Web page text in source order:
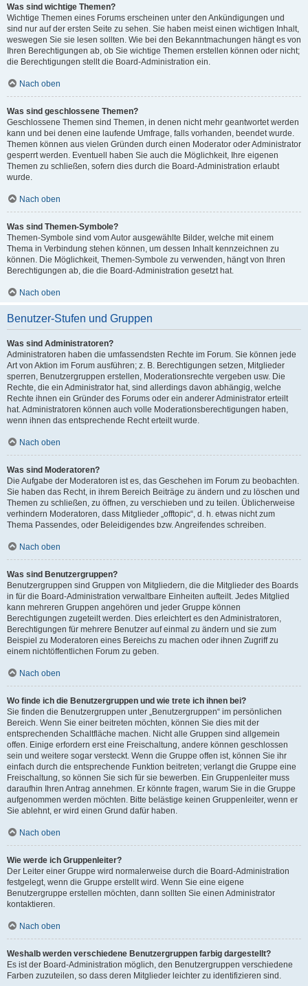
Was sind wichtige Themen?
Wichtige Themen eines Forums erscheinen unter den Ankündigungen und
sind nur auf der ersten Seite zu sehen. Sie haben meist einen wichtigen Inhalt,
weswegen Sie sie lesen sollten. Wie bei den Bekanntmachungen hängt es von
Ihren Berechtigungen ab, ob Sie wichtige Themen erstellen können oder nicht;
die Berechtigungen stellt die Board-Administration ein.
Nach oben
Was sind geschlossene Themen?
Geschlossene Themen sind Themen, in denen nicht mehr geantwortet werden
kann und bei denen eine laufende Umfrage, falls vorhanden, beendet wurde.
Themen können aus vielen Gründen durch einen Moderator oder Administrator
gesperrt werden. Eventuell haben Sie auch die Möglichkeit, Ihre eigenen
Themen zu schließen, sofern dies durch die Board-Administration erlaubt
wurde.
Nach oben
Was sind Themen-Symbole?
Themen-Symbole sind vom Autor ausgewählte Bilder, welche mit einem
Thema in Verbindung stehen können, um dessen Inhalt kennzeichnen zu
können. Die Möglichkeit, Themen-Symbole zu verwenden, hängt von Ihren
Berechtigungen ab, die die Board-Administration gesetzt hat.
Nach oben
Benutzer-Stufen und Gruppen
Was sind Administratoren?
Administratoren haben die umfassendsten Rechte im Forum. Sie können jede
Art von Aktion im Forum ausführen; z. B. Berechtigungen setzen, Mitglieder
sperren, Benutzergruppen erstellen, Moderationsrechte vergeben usw. Die
Rechte, die ein Administrator hat, sind allerdings davon abhängig, welche
Rechte ihnen ein Gründer des Forums oder ein anderer Administrator erteilt
hat. Administratoren können auch volle Moderationsberechtigungen haben,
wenn ihnen das entsprechende Recht erteilt wurde.
Nach oben
Was sind Moderatoren?
Die Aufgabe der Moderatoren ist es, das Geschehen im Forum zu beobachten.
Sie haben das Recht, in ihrem Bereich Beiträge zu ändern und zu löschen und
Themen zu schließen, zu öffnen, zu verschieben und zu teilen. Üblicherweise
verhindern Moderatoren, dass Mitglieder „offtopic“, d. h. etwas nicht zum
Thema Passendes, oder Beleidigendes bzw. Angreifendes schreiben.
Nach oben
Was sind Benutzergruppen?
Benutzergruppen sind Gruppen von Mitgliedern, die die Mitglieder des Boards
in für die Board-Administration verwaltbare Einheiten aufteilt. Jedes Mitglied
kann mehreren Gruppen angehören und jeder Gruppe können
Berechtigungen zugeteilt werden. Dies erleichtert es den Administratoren,
Berechtigungen für mehrere Benutzer auf einmal zu ändern und sie zum
Beispiel zu Moderatoren eines Bereichs zu machen oder ihnen Zugriff zu
einem nichtöffentlichen Forum zu geben.
Nach oben
Wo finde ich die Benutzergruppen und wie trete ich ihnen bei?
Sie finden die Benutzergruppen unter „Benutzergruppen“ im persönlichen
Bereich. Wenn Sie einer beitreten möchten, können Sie dies mit der
entsprechenden Schaltfläche machen. Nicht alle Gruppen sind allgemein
offen. Einige erfordern erst eine Freischaltung, andere können geschlossen
sein und weitere sogar versteckt. Wenn die Gruppe offen ist, können Sie ihr
einfach durch die entsprechende Funktion beitreten; verlangt die Gruppe eine
Freischaltung, so können Sie sich für sie bewerben. Ein Gruppenleiter muss
daraufhin Ihren Antrag annehmen. Er könnte fragen, warum Sie in die Gruppe
aufgenommen werden möchten. Bitte belästige keinen Gruppenleiter, wenn er
Sie ablehnt, er wird einen Grund dafür haben.
Nach oben
Wie werde ich Gruppenleiter?
Der Leiter einer Gruppe wird normalerweise durch die Board-Administration
festgelegt, wenn die Gruppe erstellt wird. Wenn Sie eine eigene
Benutzergruppe erstellen möchten, dann sollten Sie einen Administrator
kontaktieren.
Nach oben
Weshalb werden verschiedene Benutzergruppen farbig dargestellt?
Es ist der Board-Administration möglich, den Benutzergruppen verschiedene
Farben zuzuteilen, so dass deren Mitglieder leichter zu identifizieren sind.